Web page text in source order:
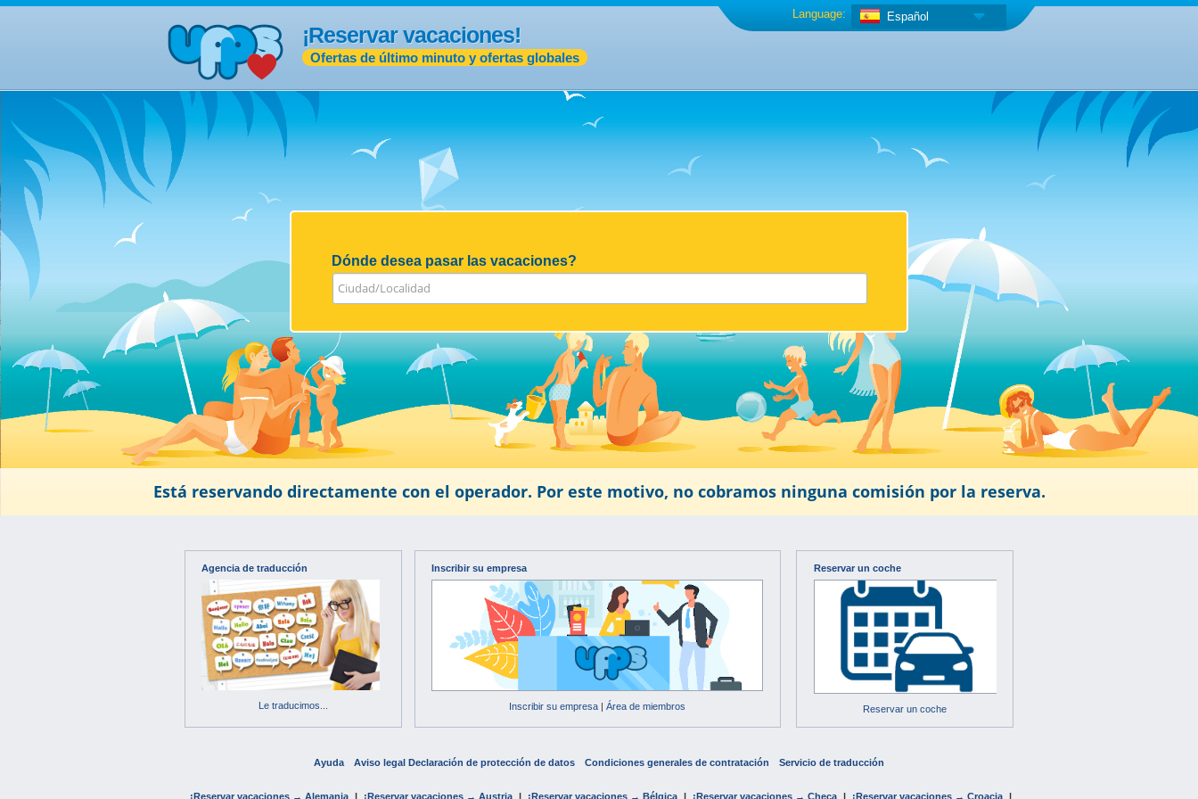
¡Reservar vacaciones!
Ofertas de último minuto y ofertas globales
Español
Language:
Dónde desea pasar las vacaciones?
Está reservando directamente con el operador. Por este motivo, no cobramos ninguna comisión por la reserva.
Agencia de traducción
Le traducimos...
Inscribir su empresa
Inscribir su empresa |Área de miembros
Reservar un coche
Reservar un coche
Ayuda Aviso legal Declaración de protección de datos Condiciones generales de contratación Servicio de traducción
¡Reservar vacaciones → Alemania | ¡Reservar vacaciones → Austria | ¡Reservar vacaciones → Bélgica | ¡Reservar vacaciones → Checa | ¡Reservar vacaciones → Croacia |